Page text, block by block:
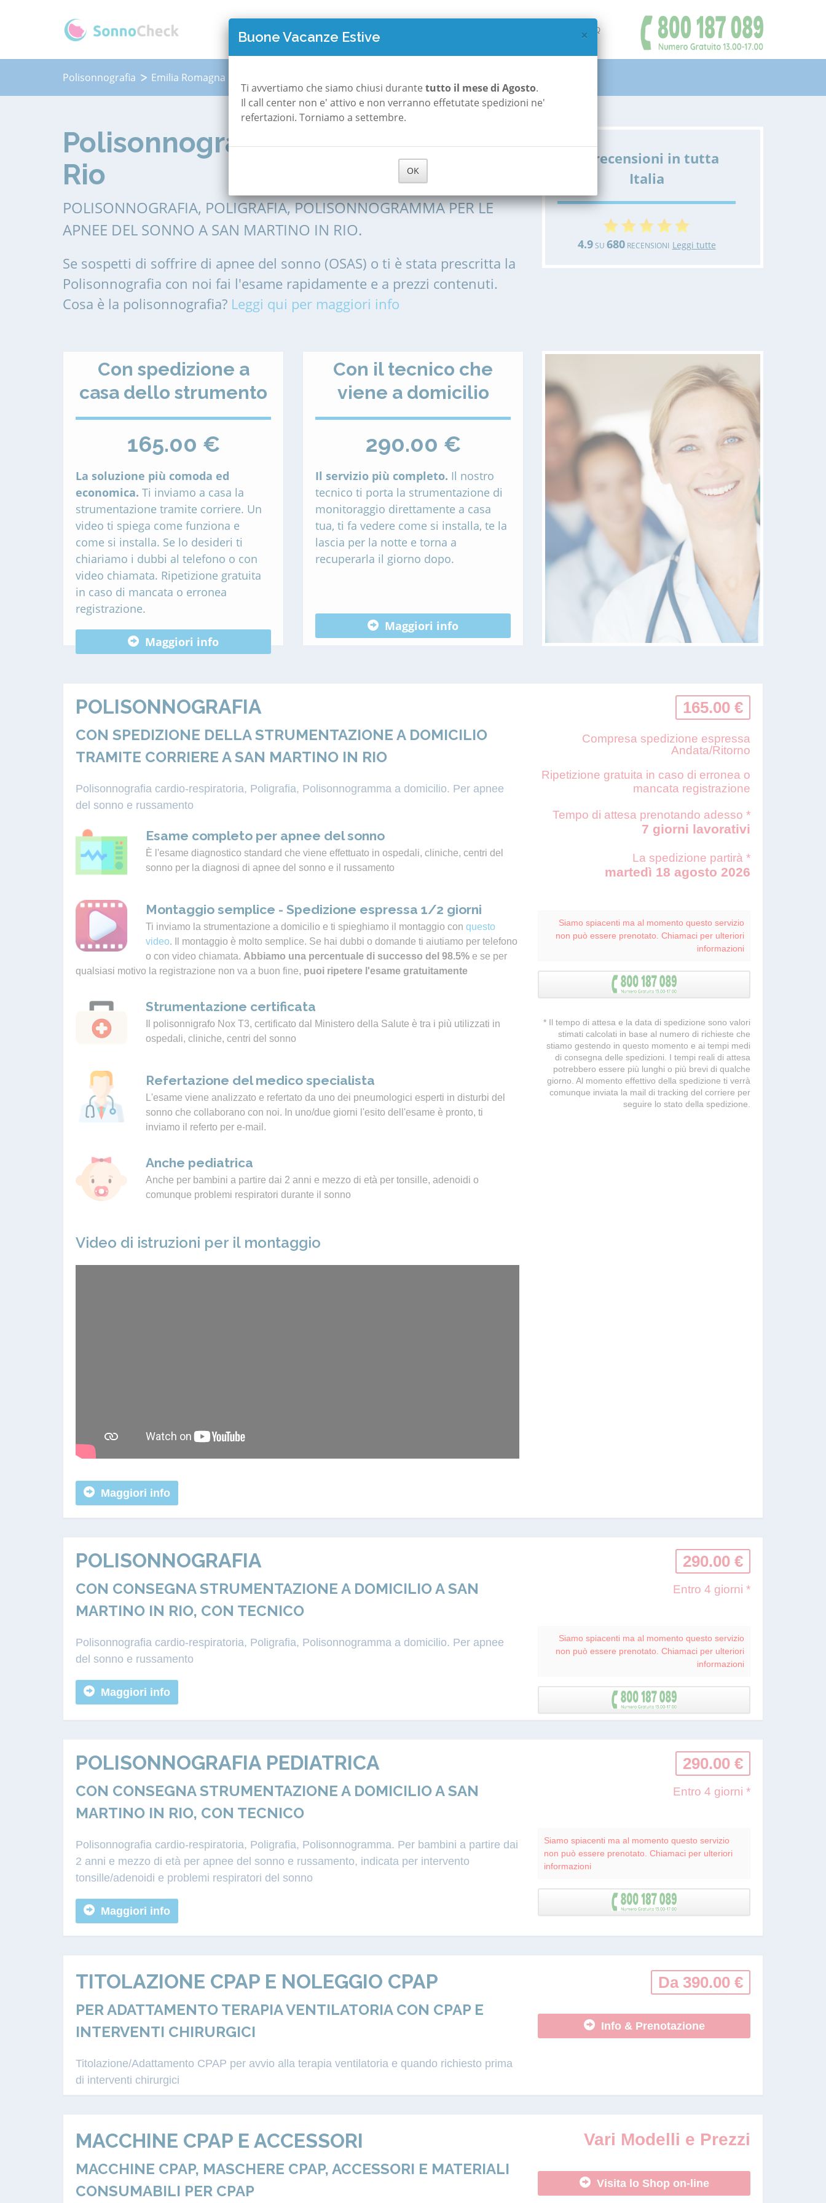
QUANTO COSTA POLISONNOGRAFIA FAQ
Polisonnografia Emilia Romagna
Polisonnografia a San Martino in
Rio
POLISONNOGRAFIA, POLIGRAFIA, POLISONNOGRAMMA PER LE
APNEE DEL SONNO A SAN MARTINO IN RIO.
Se sospetti di soffrire di apnee del sonno (OSAS) o ti è stata prescritta la
Polisonnografia con noi fai l'esame rapidamente e a prezzi contenuti.
Cosa è la polisonnografia? Leggi qui per maggiori info
Le recensioni in tutta
Italia
4.9SU 680RECENSIONI Leggi tutte
Con spedizione a
casa dello strumento
165.00 €
La soluzione più comoda ed
economica. Ti inviamo a casa la
strumentazione tramite corriere. Un
video ti spiega come funziona e
come si installa. Se lo desideri ti
chiariamo i dubbi al telefono o con
video chiamata. Ripetizione gratuita
in caso di mancata o erronea
registrazione.
Maggiori info
Con il tecnico che
viene a domicilio
290.00 €
Il servizio più completo. Il nostro
tecnico ti porta la strumentazione di
monitoraggio direttamente a casa
tua, ti fa vedere come si installa, te la
lascia per la notte e torna a
recuperarla il giorno dopo.
Maggiori info
POLISONNOGRAFIA
CON SPEDIZIONE DELLA STRUMENTAZIONE A DOMICILIO
TRAMITE CORRIERE A SAN MARTINO IN RIO
Polisonnografia cardio-respiratoria, Poligrafia, Polisonnogramma a domicilio. Per apnee
del sonno e russamento
Esame completo per apnee del sonno
È l'esame diagnostico standard che viene effettuato in ospedali, cliniche, centri del
sonno per la diagnosi di apnee del sonno e il russamento
Montaggio semplice - Spedizione espressa 1/2 giorni
Ti inviamo la strumentazione a domicilio e ti spieghiamo il montaggio con questo
video. Il montaggio è molto semplice. Se hai dubbi o domande ti aiutiamo per telefono
o con video chiamata. Abbiamo una percentuale di successo del 98.5% e se per
qualsiasi motivo la registrazione non va a buon fine, puoi ripetere l'esame gratuitamente
Strumentazione certificata
Il polisonnigrafo Nox T3, certificato dal Ministero della Salute è tra i più utilizzati in
ospedali, cliniche, centri del sonno
Refertazione del medico specialista
L'esame viene analizzato e refertato da uno dei pneumologici esperti in disturbi del
sonno che collaborano con noi. In uno/due giorni l'esito dell'esame è pronto, ti
inviamo il referto per e-mail.
Anche pediatrica
Anche per bambini a partire dai 2 anni e mezzo di età per tonsille, adenoidi o
comunque problemi respiratori durante il sonno
Video di istruzioni per il montaggio
Maggiori info
165.00 €
Compresa spedizione espressa
Andata/Ritorno
Ripetizione gratuita in caso di erronea o
mancata registrazione
Tempo di attesa prenotando adesso *
7 giorni lavorativi
La spedizione partirà *
martedì 18 agosto 2026
Siamo spiacenti ma al momento questo servizio
non può essere prenotato. Chiamaci per ulteriori
informazioni
* Il tempo di attesa e la data di spedizione sono valori
stimati calcolati in base al numero di richieste che
stiamo gestendo in questo momento e ai tempi medi
di consegna delle spedizioni. I tempi reali di attesa
potrebbero essere più lunghi o più brevi di qualche
giorno. Al momento effettivo della spedizione ti verrà
comunque inviata la mail di tracking del corriere per
seguire lo stato della spedizione.
POLISONNOGRAFIA
CON CONSEGNA STRUMENTAZIONE A DOMICILIO A SAN
MARTINO IN RIO, CON TECNICO
Polisonnografia cardio-respiratoria, Poligrafia, Polisonnogramma a domicilio. Per apnee
del sonno e russamento
Maggiori info
290.00 €
Entro 4 giorni *
Siamo spiacenti ma al momento questo servizio
non può essere prenotato. Chiamaci per ulteriori
informazioni
POLISONNOGRAFIA PEDIATRICA
CON CONSEGNA STRUMENTAZIONE A DOMICILIO A SAN
MARTINO IN RIO, CON TECNICO
Polisonnografia cardio-respiratoria, Poligrafia, Polisonnogramma. Per bambini a partire dai
2 anni e mezzo di età per apnee del sonno e russamento, indicata per intervento
tonsille/adenoidi e problemi respiratori del sonno
Maggiori info
290.00 €
Entro 4 giorni *
Siamo spiacenti ma al momento questo servizio
non può essere prenotato. Chiamaci per ulteriori
informazioni
TITOLAZIONE CPAP E NOLEGGIO CPAP
PER ADATTAMENTO TERAPIA VENTILATORIA CON CPAP E
INTERVENTI CHIRURGICI
Titolazione/Adattamento CPAP per avvio alla terapia ventilatoria e quando richiesto prima
di interventi chirurgici
Da 390.00 €
Info & Prenotazione
MACCHINE CPAP E ACCESSORI
MACCHINE CPAP, MASCHERE CPAP, ACCESSORI E MATERIALI
CONSUMABILI PER CPAP
Vari Modelli e Prezzi
Visita lo Shop on-line
×
Buone Vacanze Estive
Ti avvertiamo che siamo chiusi durante tutto il mese di Agosto.
Il call center non e' attivo e non verranno effetutate spedizioni ne'
refertazioni. Torniamo a settembre.
OK